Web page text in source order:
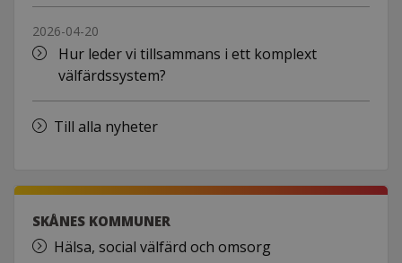
2026-04-20
Hur leder vi tillsammans i ett komplext
välfärdssystem?
Till alla nyheter
SKÅNES KOMMUNER
Hälsa, social välfärd och omsorg